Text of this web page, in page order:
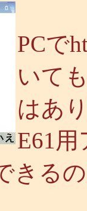
PCで
いて
はあ
E61
きる